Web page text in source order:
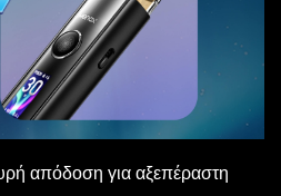
απόδοση για αξεπέραστη